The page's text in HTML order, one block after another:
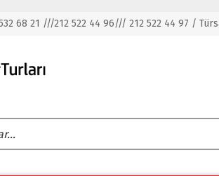
68 21 ///212 522 44 96/// 212 522 44 97 /